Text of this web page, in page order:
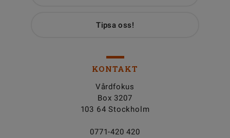
Tipsa oss!
KONTAKT
Vårdfokus
Box 3207
103 64 Stockholm
0771-420 420